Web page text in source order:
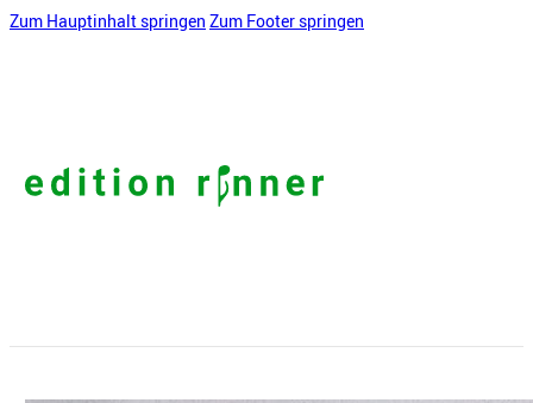
Zum Hauptinhalt springen Zum Footer springen